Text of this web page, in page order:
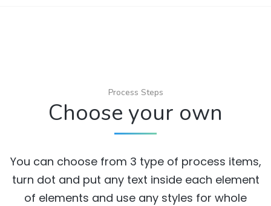
Process Steps
Choose your own
You can choose from 3 type of process items,
turn dot and put any text inside each element
of elements and use any styles for whole